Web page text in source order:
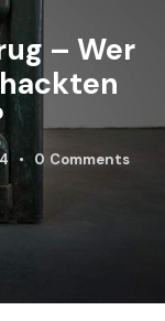
– Wer
0 Comments